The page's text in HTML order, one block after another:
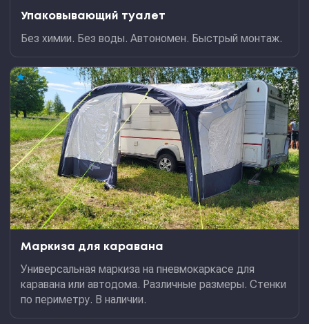
Упаковывающий туалет
Без химии. Без воды. Автономен. Быстрый монтаж.
★
Маркиза для каравана
Универсальная маркиза на пневмокаркасе для
каравана или автодома. Различные размеры. Стенки
по периметру. В наличии.